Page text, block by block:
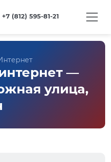
+7 (812) 595-81-21
—
улица,